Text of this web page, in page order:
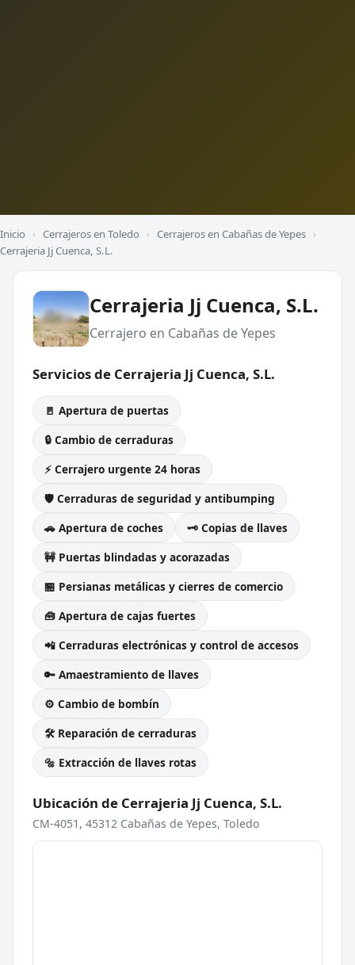
Inicio › Cerrajeros en Toledo › Cerrajeros en Cabañas de Yepes ›
Cerrajeria Jj Cuenca, S.L.
Cerrajeria Jj Cuenca, S.L.
Cerrajero en Cabañas de Yepes
Servicios de Cerrajeria Jj Cuenca, S.L.
🚪 Apertura de puertas
🔒 Cambio de cerraduras
⚡ Cerrajero urgente 24 horas
🛡️ Cerraduras de seguridad y antibumping
🚗 Apertura de coches
🗝️ Copias de llaves
🚧 Puertas blindadas y acorazadas
🏪 Persianas metálicas y cierres de comercio
🧰 Apertura de cajas fuertes
📲 Cerraduras electrónicas y control de accesos
🔑 Amaestramiento de llaves
⚙️ Cambio de bombín
🛠️ Reparación de cerraduras
🔩 Extracción de llaves rotas
Ubicación de Cerrajeria Jj Cuenca, S.L.
CM-4051, 45312 Cabañas de Yepes, Toledo